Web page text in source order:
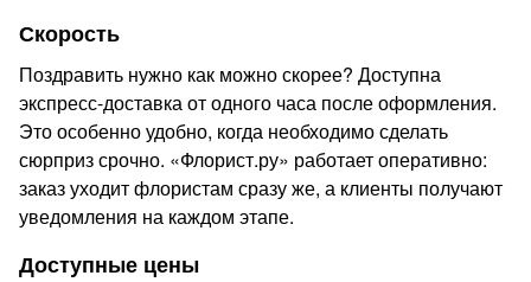
Скорость
Поздравить нужно как можно скорее? Доступна
экспресс-доставка от одного часа после оформления.
Это особенно удобно, когда необходимо сделать
сюрприз срочно. «Флорист.ру» работает оперативно:
заказ уходит флористам сразу же, а клиенты получают
уведомления на каждом этапе.
Доступные цены